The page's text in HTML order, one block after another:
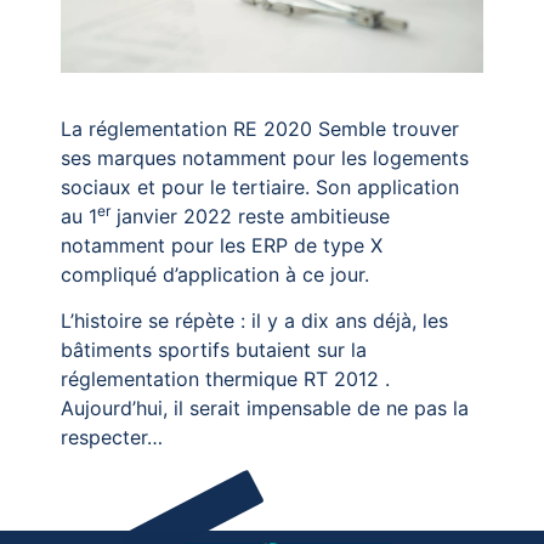
La réglementation RE 2020 Semble trouver
ses marques notamment pour les logements
sociaux et pour le tertiaire. Son application
au 1erjanvier 2022 reste ambitieuse
notamment pour les ERP de type X
compliqué d’application à ce jour.
L’histoire se répète : il y a dix ans déjà, les
bâtiments sportifs butaient sur la
réglementation thermique RT 2012 .
Aujourd’hui, il serait impensable de ne pas la
respecter…